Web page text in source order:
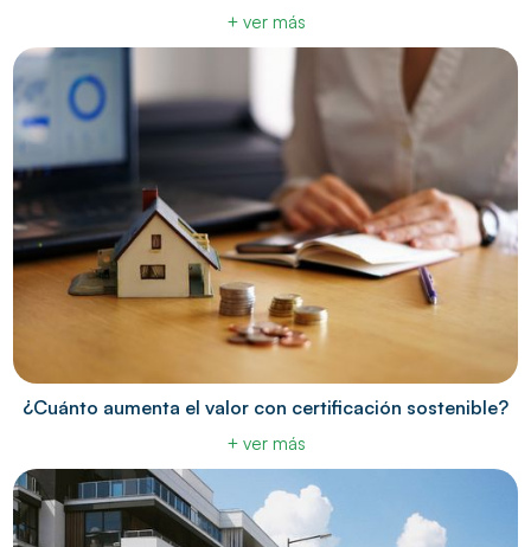
+ ver más
¿Cuánto aumenta el valor con certificación sostenible?
+ ver más